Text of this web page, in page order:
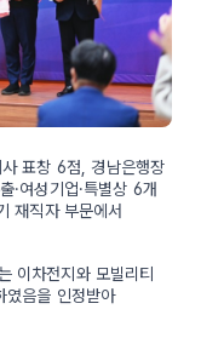
표창 6점, 경남은행장
·여성기업·특별상 6개
재직자 부문에서
이차전지와 모빌리티
였음을 인정받아